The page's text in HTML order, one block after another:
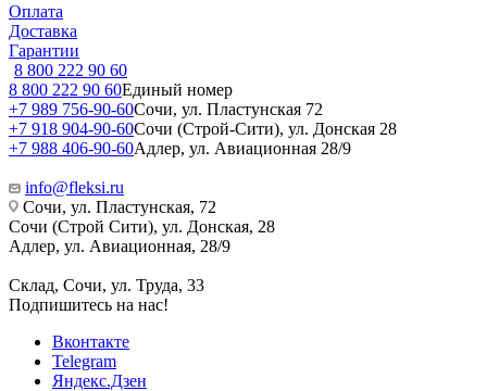
Оплата
Доставка
Гарантии
8 800 222 90 60
8 800 222 90 60Единый номер
+7 989 756-90-60Сочи, ул. Пластунская 72
+7 918 904-90-60Сочи (Строй-Сити), ул. Донская 28
+7 988 406-90-60Адлер, ул. Авиационная 28/9
info@fleksi.ru
Сочи, ул. Пластунская, 72
Сочи (Строй Сити), ул. Донская, 28
Адлер, ул. Авиационная, 28/9
Склад, Сочи, ул. Труда, 33
Подпишитесь на нас!
Вконтакте
Telegram
Яндекс.Дзен